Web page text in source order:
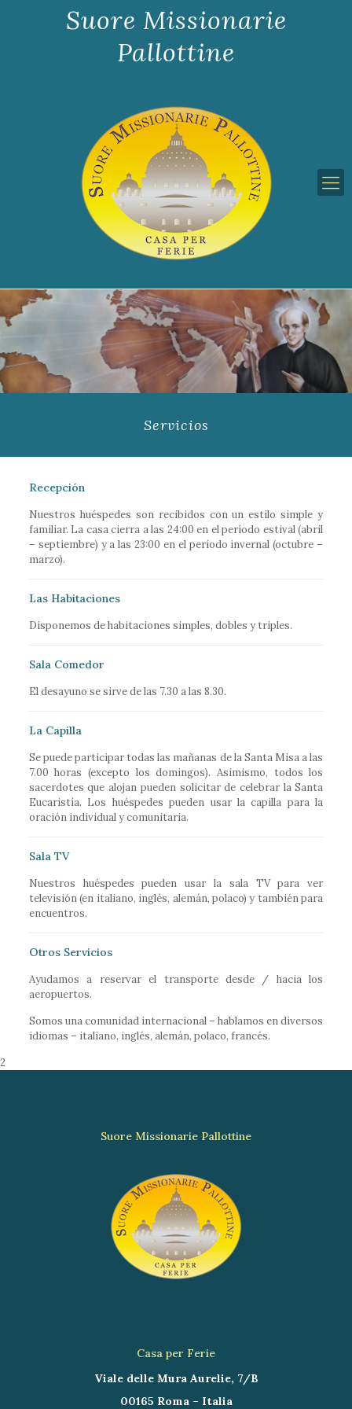
Suore Missionarie
Pallottine
Servicios
Recepción
Nuestros huéspedes son recibidos con un estilo simple y
familiar. La casa cierra a las 24:00 en el período estival (abril
– septiembre) y a las 23:00 en el período invernal (octubre –
marzo).
Las Habitaciones
Disponemos de habitaciones simples, dobles y triples.
Sala Comedor
El desayuno se sirve de las 7.30 a las 8.30.
La Capilla
Se puede participar todas las mañanas de la Santa Misa a las
7.00 horas (excepto los domingos). Asimismo, todos los
sacerdotes que alojan pueden solicitar de celebrar la Santa
Eucaristía. Los huéspedes pueden usar la capilla para la
oración individual y comunitaria.
Sala TV
Nuestros huéspedes pueden usar la sala TV para ver
televisión (en italiano, inglés, alemán, polaco) y también para
encuentros.
Otros Servicios
Ayudamos a reservar el transporte desde / hacia los
aeropuertos.
Somos una comunidad internacional – hablamos en diversos
idiomas – italiano, inglés, alemán, polaco, francés.
2
Suore Missionarie Pallottine
Casa per Ferie
Viale delle Mura Aurelie, 7/B
00165 Roma – Italia